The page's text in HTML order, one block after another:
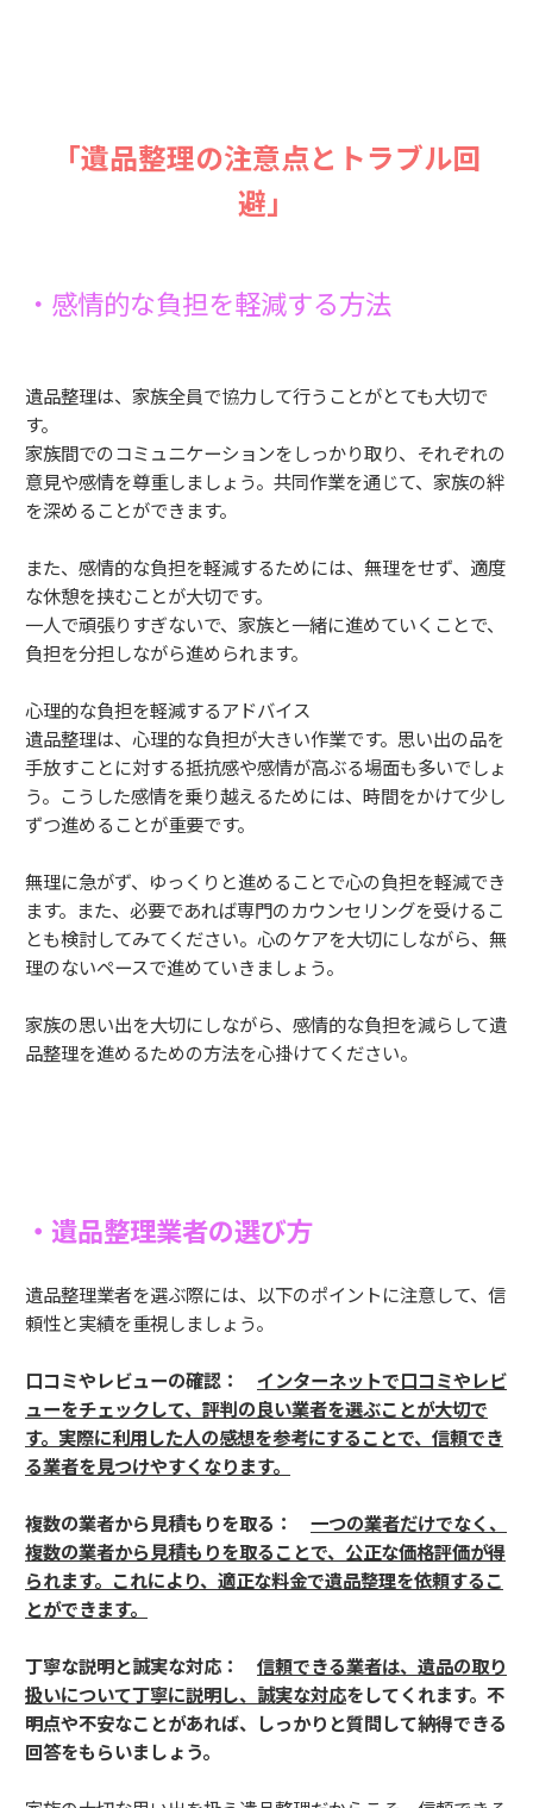
「遺品整理の注意点とトラブル回
避」
・感情的な負担を軽減する方法
遺品整理は、家族全員で協力して行うことがとても大切で
す。
家族間でのコミュニケーションをしっかり取り、それぞれの
意見や感情を尊重しましょう。共同作業を通じて、家族の絆
を深めることができます。
また、感情的な負担を軽減するためには、無理をせず、適度
な休憩を挟むことが大切です。
一人で頑張りすぎないで、家族と一緒に進めていくことで、
負担を分担しながら進められます。
心理的な負担を軽減するアドバイス
遺品整理は、心理的な負担が大きい作業です。思い出の品を
手放すことに対する抵抗感や感情が高ぶる場面も多いでしょ
う。こうした感情を乗り越えるためには、時間をかけて少し
ずつ進めることが重要です。
無理に急がず、ゆっくりと進めることで心の負担を軽減でき
ます。また、必要であれば専門のカウンセリングを受けるこ
とも検討してみてください。心のケアを大切にしながら、無
理のないペースで進めていきましょう。
家族の思い出を大切にしながら、感情的な負担を減らして遺
品整理を進めるための方法を心掛けてください。
・遺品整理業者の選び方
遺品整理業者を選ぶ際には、以下のポイントに注意して、信
頼性と実績を重視しましょう。
口コミやレビューの確認： インターネットで口コミやレビ
ューをチェックして、評判の良い業者を選ぶことが大切で
す。実際に利用した人の感想を参考にすることで、信頼でき
る業者を見つけやすくなります。
複数の業者から見積もりを取る： 一つの業者だけでなく、
複数の業者から見積もりを取ることで、公正な価格評価が得
られます。これにより、適正な料金で遺品整理を依頼するこ
とができます。
丁寧な説明と誠実な対応： 信頼できる業者は、遺品の取り
扱いについて丁寧に説明し、誠実な対応をしてくれます。不
明点や不安なことがあれば、しっかりと質問して納得できる
回答をもらいましょう。